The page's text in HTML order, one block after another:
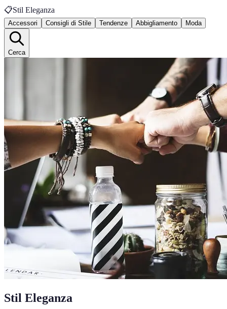
📋Stil Eleganza
Accessori Consigli di Stile Tendenze Abbigliamento Moda
Cerca
Stil Eleganza